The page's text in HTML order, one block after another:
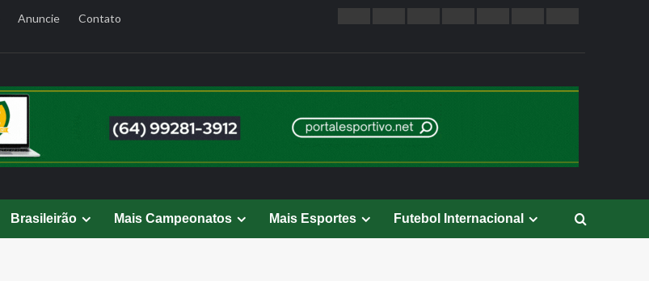
Anuncie Contato
Brasileirão Mais Campeonatos Mais Esportes Futebol Internacional